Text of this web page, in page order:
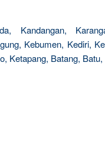
Kandangan,
Kebumen, Kediri,
Ketapang, Batang, Batu,